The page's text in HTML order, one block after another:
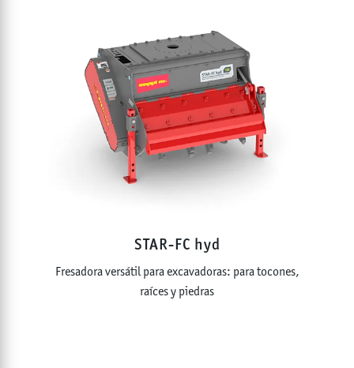
STAR-FC hyd
Fresadora versátil para excavadoras: para tocones,
raíces y piedras